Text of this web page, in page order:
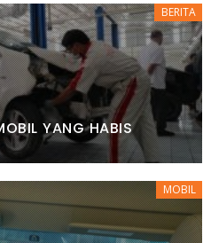
BERITA
YANG HABIS
MOBIL